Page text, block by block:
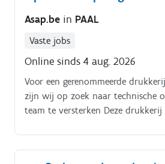
Asap.be in PAAL
Vaste jobs
Online sinds 4 aug. 2026
Voor een gerenommeerde
zijn wij op zoek naar technische
team te versterken Deze
zowel vellenoffset als heatset
gebeurt onder één dak — efficiënt,